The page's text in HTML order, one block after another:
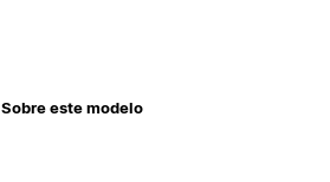
Sobre este modelo